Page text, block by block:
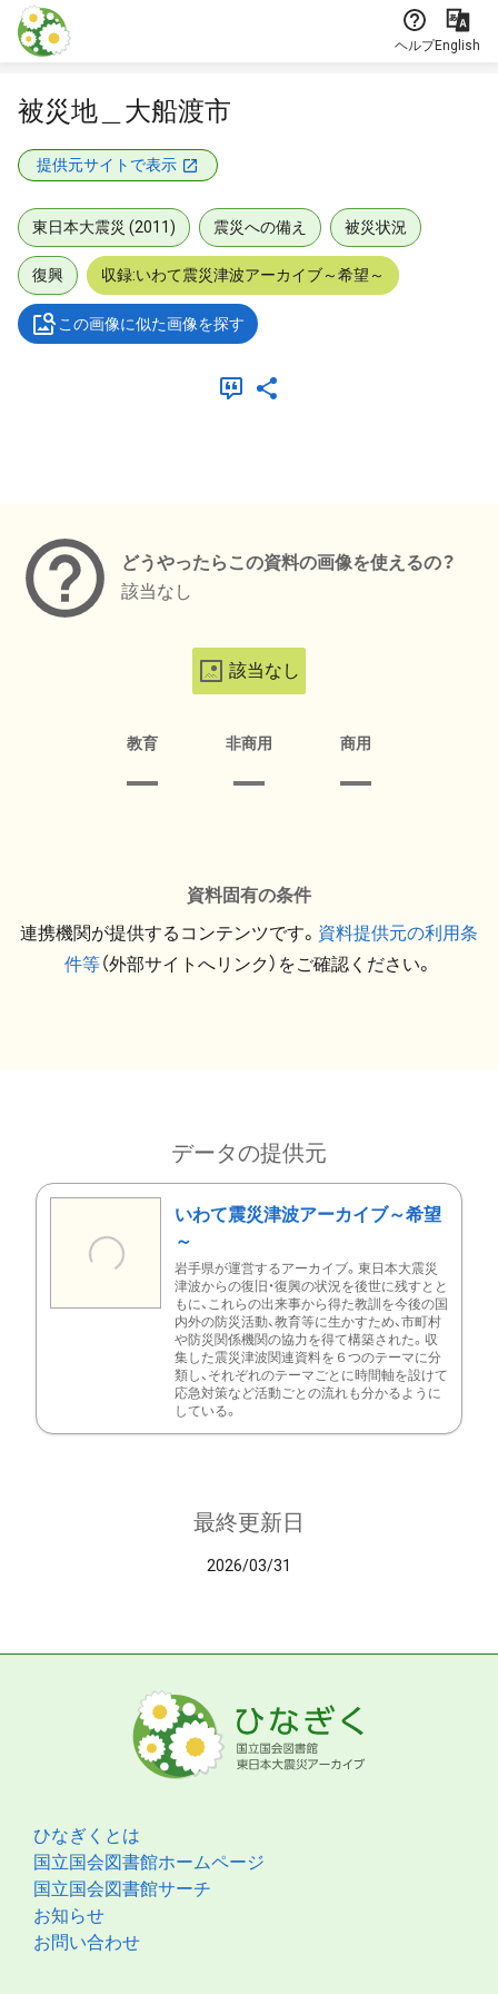
本文に飛ぶ
ヘルプEnglish
被災地＿大船渡市
提供元サイトで表示
東日本大震災 (2011) 震災への備え 被災状況
復興 収録:いわて震災津波アーカイブ～希望～
この画像に似た画像を探す
どうやったらこの資料の画像を使えるの？
該当なし
該当なし
教育 非商用 商用
資料固有の条件
連携機関が提供するコンテンツです。 資料提供元の利用条
件等（外部サイトへリンク）をご確認ください。
データの提供元
いわて震災津波アーカイブ～希望
～
岩手県が運営するアーカイブ。東日本大震災
津波からの復旧・復興の状況を後世に残すとと
もに、これらの出来事から得た教訓を今後の国
内外の防災活動、教育等に生かすため、市町村
や防災関係機関の協力を得て構築された。収
集した震災津波関連資料を６つのテーマに分
類し、それぞれのテーマごとに時間軸を設けて
応急対策など活動ごとの流れも分かるように
している。
最終更新日
2026/03/31
ひなぎくとは
国立国会図書館ホームページ
国立国会図書館サーチ
お知らせ
お問い合わせ